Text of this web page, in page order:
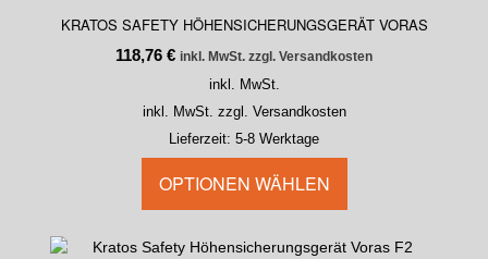
KRATOS SAFETY HÖHENSICHERUNGSGERÄT VORAS
118,76 € inkl. MwSt. zzgl. Versandkosten
inkl. MwSt.
inkl. MwSt. zzgl. Versandkosten
Lieferzeit: 5-8 Werktage
OPTIONEN WÄHLEN